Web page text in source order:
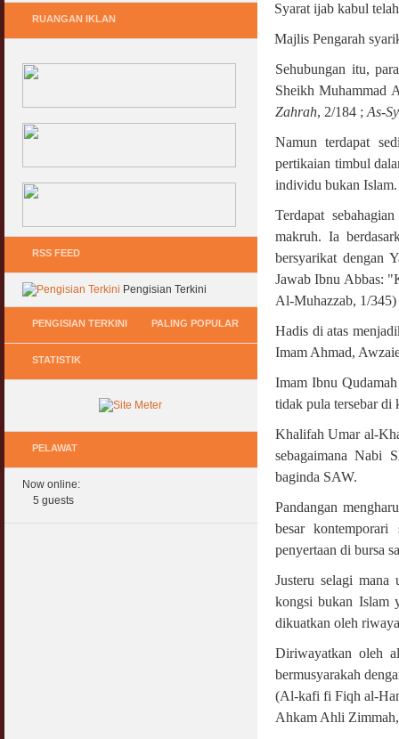
Syarat ijab kabul
·
Majlis Pengarah
Sehubungan itu,
Sheikh Muhammad
Zahrah, 2/184 ; As-
Namun terdapat
pertikaian timbul
individu bukan Islam.
Terdapat
makruh. Ia
bersyarikat dengan
Jawab Ibnu Abbas:
Al-Muhazzab, 1/345)
Hadis di atas
Imam Ahmad,
Imam Ibnu
tidak pula tersebar di
Khalifah Umar al-
sebagaimana Nabi
baginda SAW.
Pandangan
besar
penyertaan di bursa
Justeru selagi mana
kongsi bukan Islam
dikuatkan oleh
Diriwayatkan oleh
bermusyarakah
(Al-kafi fi Fiqh al-
Ahkam Ahli
RUANGAN IKLAN
RSS FEED
Pengisian Terkini
PENGISIAN TERKINI PALING POPULAR
Keperluan GIG Ekonomi Semasa & Selepas
COVID & PKP
Pasca COVID, Bantu IKS Mikro Turunkan
Harga Iklan Media
Morarorium 6 Bulan Dikecualikan 'Accrued
Hukum Onani Lelaki & Wanita
07 February 2007
Facebook Dapat RM100
27 February 2010
Multi Level Marketing Menurut Shariah
08 April 2007
STATISTIK
PELAWAT
Now online:
5 guests